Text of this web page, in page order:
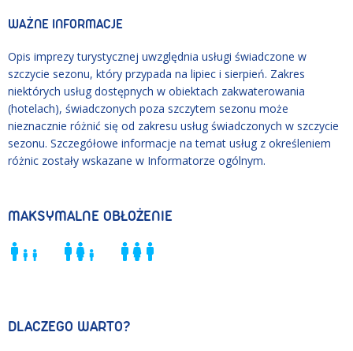
WAŻNE INFORMACJE
Opis imprezy turystycznej uwzględnia usługi świadczone w
szczycie sezonu, który przypada na lipiec i sierpień. Zakres
niektórych usług dostępnych w obiektach zakwaterowania
(hotelach), świadczonych poza szczytem sezonu może
nieznacznie różnić się od zakresu usług świadczonych w szczycie
sezonu. Szczegółowe informacje na temat usług z określeniem
różnic zostały wskazane w Informatorze ogólnym.
MAKSYMALNE OBŁOŻENIE
DLACZEGO WARTO?